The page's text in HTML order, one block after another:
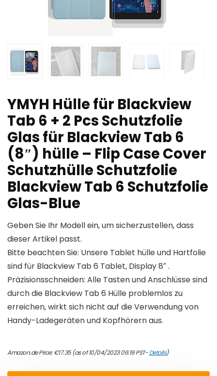
YMYH Hülle für Blackview
Tab 6 + 2 Pcs Schutzfolie
Glas für Blackview Tab 6
(8″) hülle – Flip Case Cover
Schutzhülle Schutzfolie
Blackview Tab 6 Schutzfolie
Glas-Blue
Geben Sie Ihr Modell ein, um sicherzustellen, dass
dieser Artikel passt.
Bitte beachten Sie: Unsere Tablet hülle und Hartfolie
sind für Blackview Tab 6 Tablet, Display 8″ .
Präzisionsschneiden: Alle Tasten und Anschlüsse sind
durch die Blackview Tab 6 Hülle problemlos zu
erreichen, wirkt sich nicht auf die Verwendung von
Handy-Ladegeräten und Kopfhörern aus.
Amazon.de Price:€17.35(as of 10/04/2023 06:19 PST-Details)